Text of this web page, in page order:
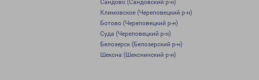
Сандово (Сандовский р-н)
Климовское (Череповецкий р-н)
Ботово (Череповецкий р-н)
Суда (Череповецкий р-н)
Белозерск (Белозерский р-н)
Шексна (Шекснинский р-н)